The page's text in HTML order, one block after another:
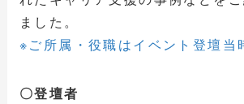
ました。
※ご所属・役職はイベント登壇当
〇登壇者